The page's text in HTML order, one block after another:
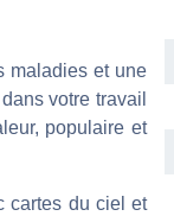
maladies et une
votre travail
populaire et
cartes du ciel et